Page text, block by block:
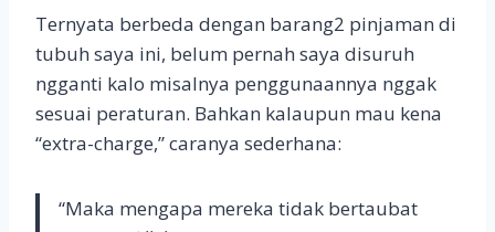
Ternyata berbeda dengan barang2 pinjaman di
tubuh saya ini, belum pernah saya disuruh
ngganti kalo misalnya penggunaannya nggak
sesuai peraturan. Bahkan kalaupun mau kena
“extra-charge,” caranya sederhana:
“Maka mengapa mereka tidak bertaubat